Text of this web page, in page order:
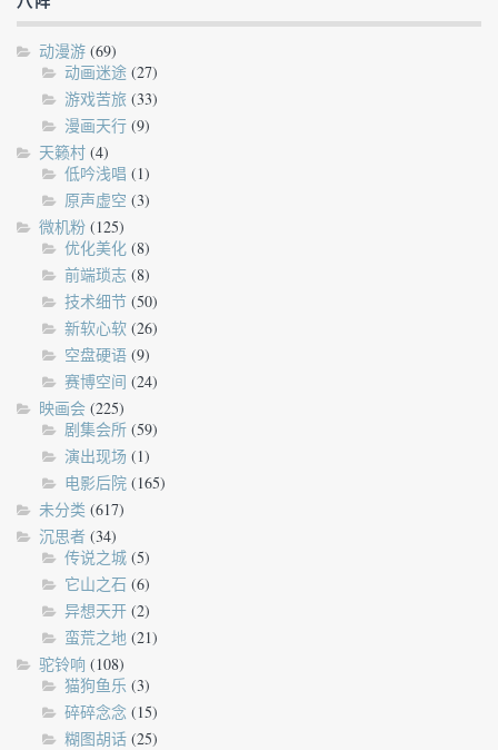
动漫游 (69)
动画迷途 (27)
游戏苦旅 (33)
漫画天行 (9)
天籁村 (4)
低吟浅唱 (1)
原声虚空 (3)
微机粉 (125)
优化美化 (8)
前端琐志 (8)
技术细节 (50)
新软心软 (26)
空盘硬语 (9)
赛博空间 (24)
映画会 (225)
剧集会所 (59)
演出现场 (1)
电影后院 (165)
未分类 (617)
沉思者 (34)
传说之城 (5)
它山之石 (6)
异想天开 (2)
蛮荒之地 (21)
驼铃响 (108)
猫狗鱼乐 (3)
碎碎念念 (15)
糊图胡话 (25)